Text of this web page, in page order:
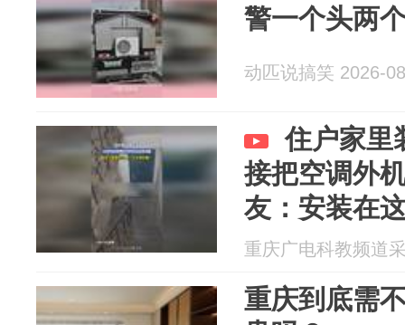
警一个头两
动匹说搞笑 2026-
住户家里
接把空调外
友：安装在
重庆广电科教频道
重庆到底需